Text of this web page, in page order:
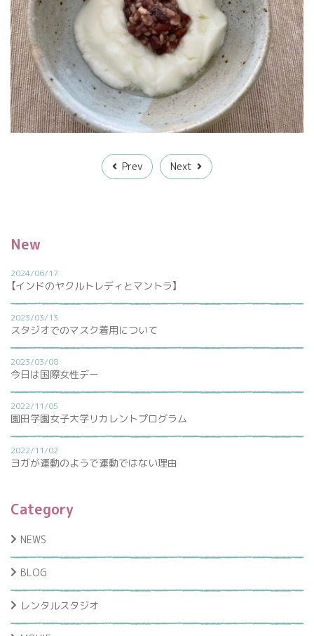
Prev Next
New
2024/06/17
【インドのヤクルトレディとマントラ】
2023/03/13
スタジオでのマスク着用について
2023/03/08
今日は国際女性デー
2022/11/05
園田学園女子大学リカレントプログラム
2022/11/02
ヨガが運動のようで運動ではない理由
Category
NEWS
BLOG
レンタルスタジオ